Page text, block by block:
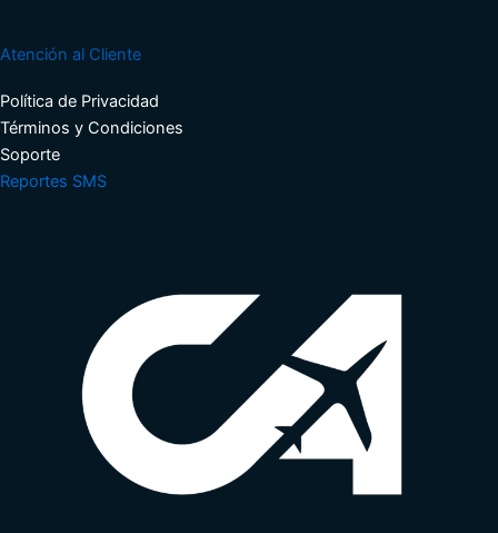
Atención al Cliente
Política de Privacidad
Términos y Condiciones​
Soporte​
Reportes SMS